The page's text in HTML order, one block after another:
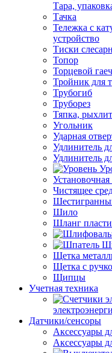
Тара,
Тачка
Тележка с
устройство
Тиски
Топор
Торцевой
Тройник для
Трубогиб
Труборез
Тяпка,
Угольник
Ударная
Удлинитель
Удлинитель
Чистящее
Шило
Шланг
Щетка
Щетка с
Щипцы
Учетная техника
Датчики/сенсоры
Аксессуары
Аксессуары